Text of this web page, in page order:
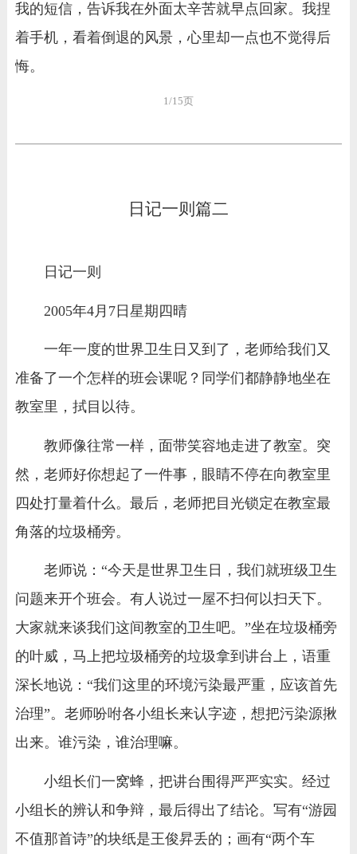
我的短信，告诉我在外面太辛苦就早点回家。我捏
着手机，看着倒退的风景，心里却一点也不觉得后
悔。
1/15页
日记一则篇二
日记一则
2005年4月7日星期四晴
一年一度的世界卫生日又到了，老师给我们又
准备了一个怎样的班会课呢？同学们都静静地坐在
教室里，拭目以待。
教师像往常一样，面带笑容地走进了教室。突
然，老师好你想起了一件事，眼睛不停在向教室里
四处打量着什么。最后，老师把目光锁定在教室最
角落的垃圾桶旁。
老师说：“今天是世界卫生日，我们就班级卫生
问题来开个班会。有人说过一屋不扫何以扫天下。
大家就来谈我们这间教室的卫生吧。”坐在垃圾桶旁
的叶威，马上把垃圾桶旁的垃圾拿到讲台上，语重
深长地说：“我们这里的环境污染最严重，应该首先
治理”。老师吩咐各小组长来认字迹，想把污染源揪
出来。谁污染，谁治理嘛。
小组长们一窝蜂，把讲台围得严严实实。经过
小组长的辨认和争辩，最后得出了结论。写有“游园
不值那首诗”的块纸是王俊昇丢的；画有“两个车